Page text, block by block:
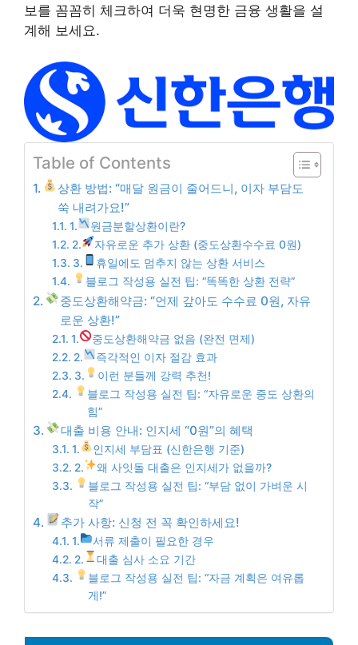
보를 꼼꼼히 체크하여 더욱 현명한 금융 생활을 설
계해 보세요.
Table of Contents
상환 방법: “매달 원금이 줄어드니, 이자 부담도
쑥 내려가요!”
1.
원금분할상환이란?
2.
자유로운 추가 상환 (중도상환수수료 0원)
3.
휴일에도 멈추지 않는 상환 서비스
블로그 작성용 실전 팁: “똑똑한 상환 전략”
중도상환해약금: “언제 갚아도 수수료 0원, 자유
로운 상환!”
1.
중도상환해약금 없음 (완전 면제)
2.
즉각적인 이자 절감 효과
3.
이런 분들께 강력 추천!
블로그 작성용 실전 팁: “자유로운 중도 상환의
힘”
대출 비용 안내: 인지세 “0원”의 혜택
1.
인지세 부담표 (신한은행 기준)
2.
왜 사잇돌 대출은 인지세가 없을까?
블로그 작성용 실전 팁: “부담 없이 가벼운 시
작”
추가 사항: 신청 전 꼭 확인하세요!
1.
서류 제출이 필요한 경우
2.
대출 심사 소요 기간
블로그 작성용 실전 팁: “자금 계획은 여유롭
게!”